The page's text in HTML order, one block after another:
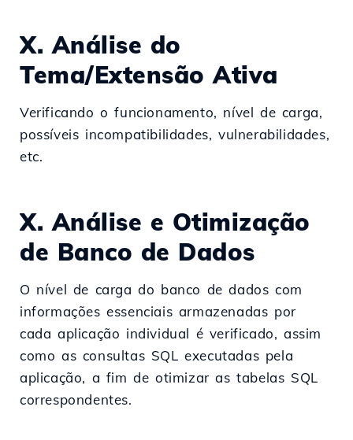
X. Análise do
Tema/Extensão Ativa
Verificando o funcionamento, nível de carga,
possíveis incompatibilidades, vulnerabilidades,
etc.
X. Análise e Otimização
de Banco de Dados
O nível de carga do banco de dados com
informações essenciais armazenadas por
cada aplicação individual é verificado, assim
como as consultas SQL executadas pela
aplicação, a fim de otimizar as tabelas SQL
correspondentes.